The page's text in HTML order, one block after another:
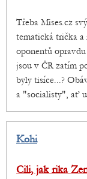
Třeba Mises.cz
tematická trička a
oponentů
jsou v ČR zatím
byly tisíce...?
a "socialisty", ať
Kohi
Cili, jak rika